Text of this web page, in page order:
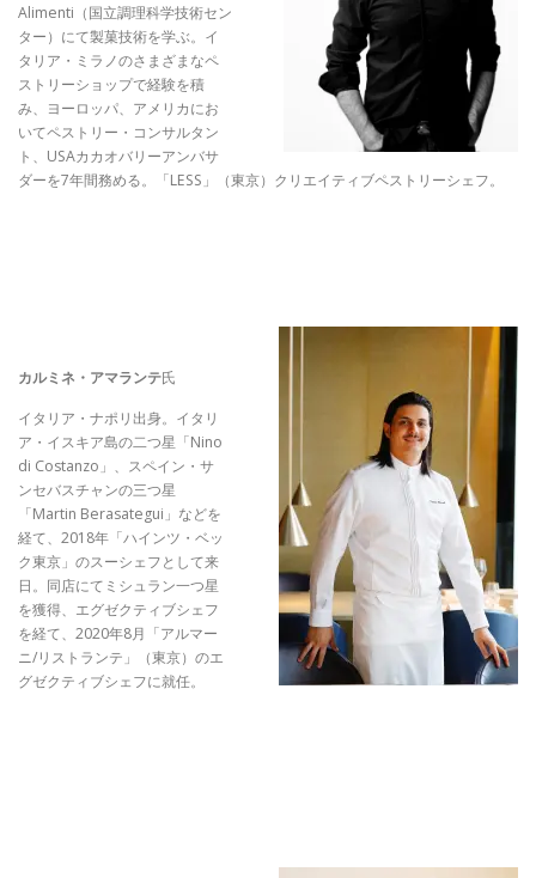
Alimenti（国立調理科学技術セン
ター）にて製菓技術を学ぶ。イ
タリア・ミラノのさまざまなペ
ストリーショップで経験を積
み、ヨーロッパ、アメリカにお
いてペストリー・コンサルタン
ト、USAカカオバリーアンバサ
ダーを7年間務める。「LESS」（東京）クリエイティブペストリーシェフ。
カルミネ・アマランテ氏
イタリア・ナポリ出身。イタリ
ア・イスキア島の二つ星「Nino
di Costanzo」、スペイン・サ
ンセバスチャンの三つ星
「Martin Berasategui」などを
経て、2018年「ハインツ・ベッ
ク東京」のスーシェフとして来
日。同店にてミシュラン一つ星
を獲得、エグゼクティブシェフ
を経て、2020年8月「アルマー
ニ/リストランテ」（東京）のエ
グゼクティブシェフに就任。